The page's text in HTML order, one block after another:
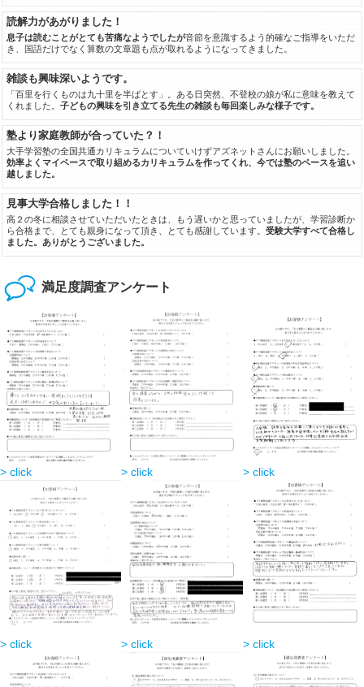
読解力があがりました！
息子は読むことがとても苦痛なようでしたが音節を意識するよう的確なご指導をいただ
き、国語だけでなく算数の文章題も点が取れるようになってきました。
雑談も興味深いようです。
「百里を行くものは九十里を半ばとす」。ある日突然、不登校の娘が私に意味を教えて
くれました。 子どもの興味を引き立てる先生の雑談も毎回楽しみな様子です。
塾より家庭教師が合っていた？！
大手学習塾の全国共通カリキュラムについていけずアズネットさんにお願いしました。
効率よくマイペースで取り組めるカリキュラムを作ってくれ、今では塾のペースを追い
越しました。
見事大学合格しました！！
高２の冬に相談させていただいたときは、もう遅いかと思っていましたが、学習診断か
ら合格まで、とても親身になって頂き、とても感謝しています。 受験大学すべて合格し
ました。ありがとうございました。
満足度調査アンケート
> click > click > click
> click > click > click